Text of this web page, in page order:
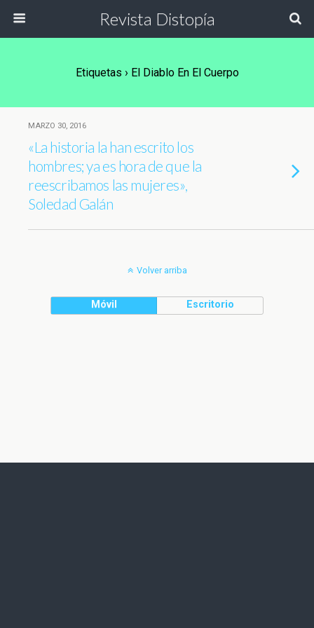
Revista Distopía
Etiquetas › El Diablo En El Cuerpo
MARZO 30, 2016
«La historia la han escrito los
hombres; ya es hora de que la
reescribamos las mujeres»,
Soledad Galán
Volver arriba
Móvil Escritorio